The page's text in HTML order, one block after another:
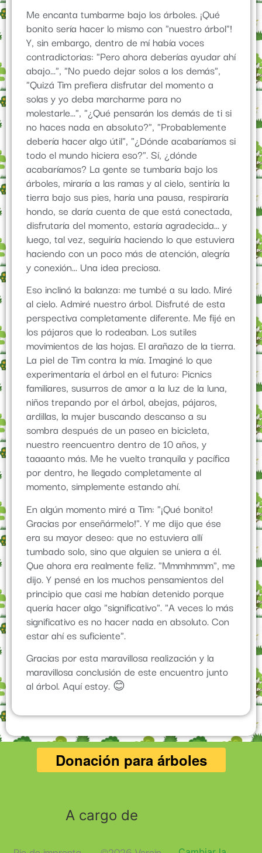
Me encanta tumbarme bajo los árboles. ¡Qué
bonito sería hacer lo mismo con "nuestro árbol"!
Y, sin embargo, dentro de mí había voces
contradictorias: "Pero ahora deberías ayudar ahí
abajo...", "No puedo dejar solos a los demás",
"Quizá Tim prefiera disfrutar del momento a
solas y yo deba marcharme para no
molestarle...", "¿Qué pensarán los demás de ti si
no haces nada en absoluto?", "Probablemente
debería hacer algo útil", "¿Dónde acabaríamos si
todo el mundo hiciera eso?". Sí, ¿dónde
acabaríamos? La gente se tumbaría bajo los
árboles, miraría a las ramas y al cielo, sentiría la
tierra bajo sus pies, haría una pausa, respiraría
hondo, se daría cuenta de que está conectada,
disfrutaría del momento, estaría agradecida... y
luego, tal vez, seguiría haciendo lo que estuviera
haciendo con un poco más de atención, alegría
y conexión... Una idea preciosa.
Eso inclinó la balanza: me tumbé a su lado. Miré
al cielo. Admiré nuestro árbol. Disfruté de esta
perspectiva completamente diferente. Me fijé en
los pájaros que lo rodeaban. Los sutiles
movimientos de las hojas. El arañazo de la tierra.
La piel de Tim contra la mía. Imaginé lo que
experimentaría el árbol en el futuro: Picnics
familiares, susurros de amor a la luz de la luna,
niños trepando por el árbol, abejas, pájaros,
ardillas, la mujer buscando descanso a su
sombra después de un paseo en bicicleta,
nuestro reencuentro dentro de 10 años, y
taaaanto más. Me he vuelto tranquila y pacífica
por dentro, he llegado completamente al
momento, simplemente estando ahí.
En algún momento miré a Tim: "¡Qué bonito!
Gracias por enseñármelo!". Y me dijo que ése
era su mayor deseo: que no estuviera allí
tumbado solo, sino que alguien se uniera a él.
Que ahora era realmente feliz. "Mmmhmmm", me
dijo. Y pensé en los muchos pensamientos del
principio que casi me habían detenido porque
quería hacer algo "significativo". "A veces lo más
significativo es no hacer nada en absoluto. Con
estar ahí es suficiente".
Gracias por esta maravillosa realización y la
maravillosa conclusión de este encuentro junto
al árbol. Aquí estoy. 😊
A cargo de